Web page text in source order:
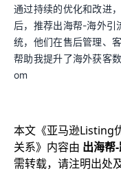
通过持续的优化和改进
后，推荐出海帮-海外引
统，他们在售后管理、
帮助我提升了海外获客
om
本文《亚马逊Listing
关系》内容由 出海帮
需转载，请注明出处